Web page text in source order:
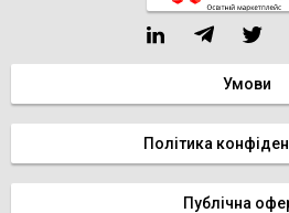
Умови
Політика
Публічна